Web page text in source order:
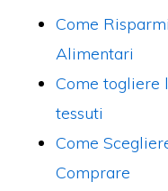
b
o
o
k
st
Come
Alimentari
Come togliere
tessuti
Come
Comprare